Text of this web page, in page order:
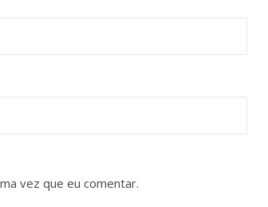
vez que eu comentar.